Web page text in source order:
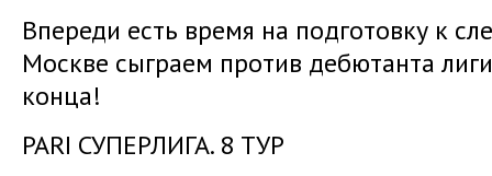
Впереди есть время на подготовку к
Москве сыграем против дебютанта
конца!
PARI СУПЕРЛИГА. 8 ТУР